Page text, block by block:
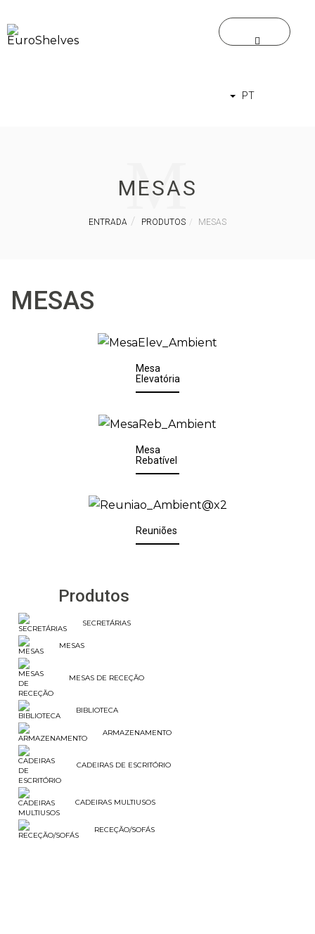
PT
M
MESAS
ENTRADA PRODUTOS MESAS
MESAS
Mesa
Elevatória
Mesa
Rebatível
Reuniões
Produtos
SECRETÁRIAS
MESAS
MESAS DE RECEÇÃO
BIBLIOTECA
ARMAZENAMENTO
CADEIRAS DE ESCRITÓRIO
CADEIRAS MULTIUSOS
RECEÇÃO/SOFÁS